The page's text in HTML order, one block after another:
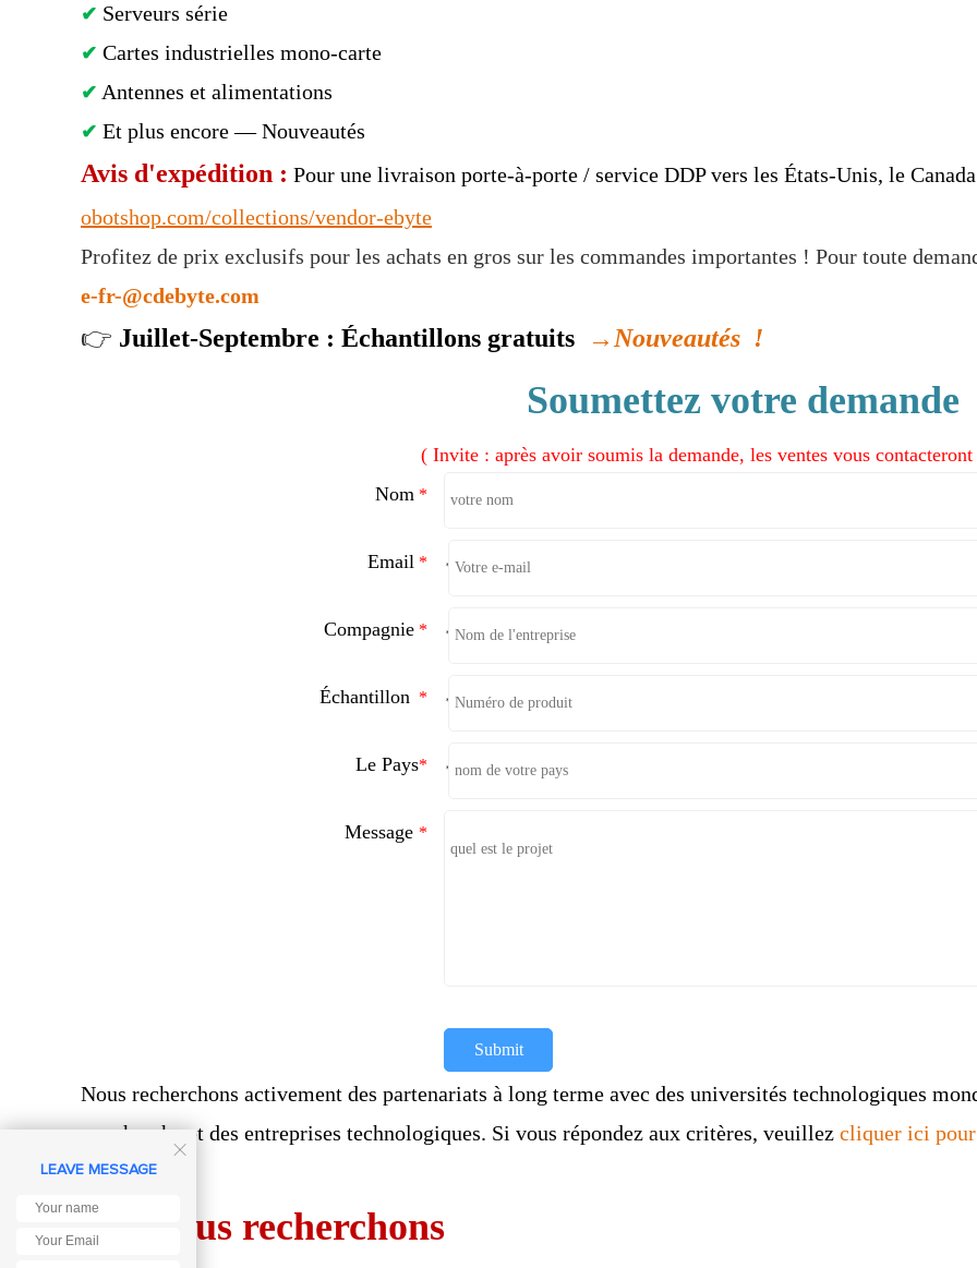
✔ Serveurs série
✔ Cartes industrielles mono-carte
✔ Antennes et alimentations
✔ Et plus encore — Nouveautés
Avis d'expédition : Pour une livraison porte-à-porte / service DDP vers les États-Unis, le
obotshop.com/collections/vendor-ebyte
Profitez de prix exclusifs pour les achats en gros sur les commandes importantes ! Pour toute
e-fr-@cdebyte.com
👉 Juillet-Septembre : Échantillons gratuits → Nouveautés !
Soumettez votre demande
( Invite : après avoir soumis la demande, les ventes vous contacteront
Nom *
Email * *
Compagnie * *
Échantillon * *
Le Pays* *
Message *
Submit
Nous recherchons activement des partenariats à long terme avec des universités technologiques
e recherche et des entreprises technologiques. Si vous répondez aux critères, veuillez cliquer ici
aboration !
Qui nous recherchons

LEAVE MESSAGE